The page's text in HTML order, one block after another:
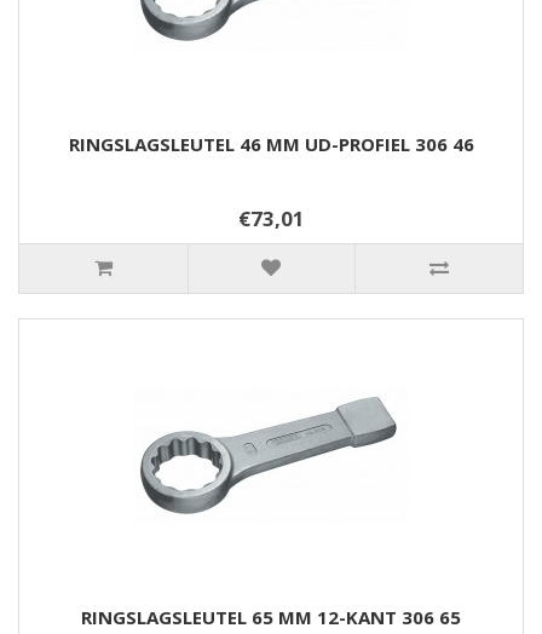
RINGSLAGSLEUTEL 46 MM UD-PROFIEL 306 46
€73,01
RINGSLAGSLEUTEL 65 MM 12-KANT 306 65